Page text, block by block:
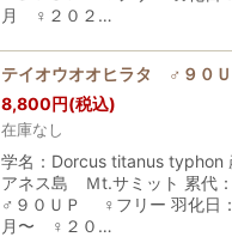
月 ♀２０２…
テイオウオオヒラタ ♂９０
8,800円(税込)
在庫なし
学名：Dorcus titanus typhon
アネス島 Ｍt.サミット 累代：
♂９０ＵＰ ♀フリー 羽化日
月〜 ♀２０…